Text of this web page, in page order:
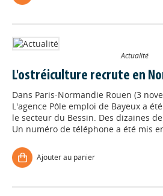
Actualité
L'ostréiculture recrute en
Dans Paris-Normandie Rouen (3
L'agence Pôle emploi de Bayeux a
le secteur du Bessin. Des dizaines
Un numéro de téléphone a été mis
Ajouter au panier